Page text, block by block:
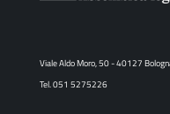
Viale Aldo Moro, 50 - 40127
Tel. 051 5275226